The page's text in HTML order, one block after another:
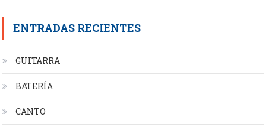
ENTRADAS RECIENTES
GUITARRA
BATERÍA
CANTO